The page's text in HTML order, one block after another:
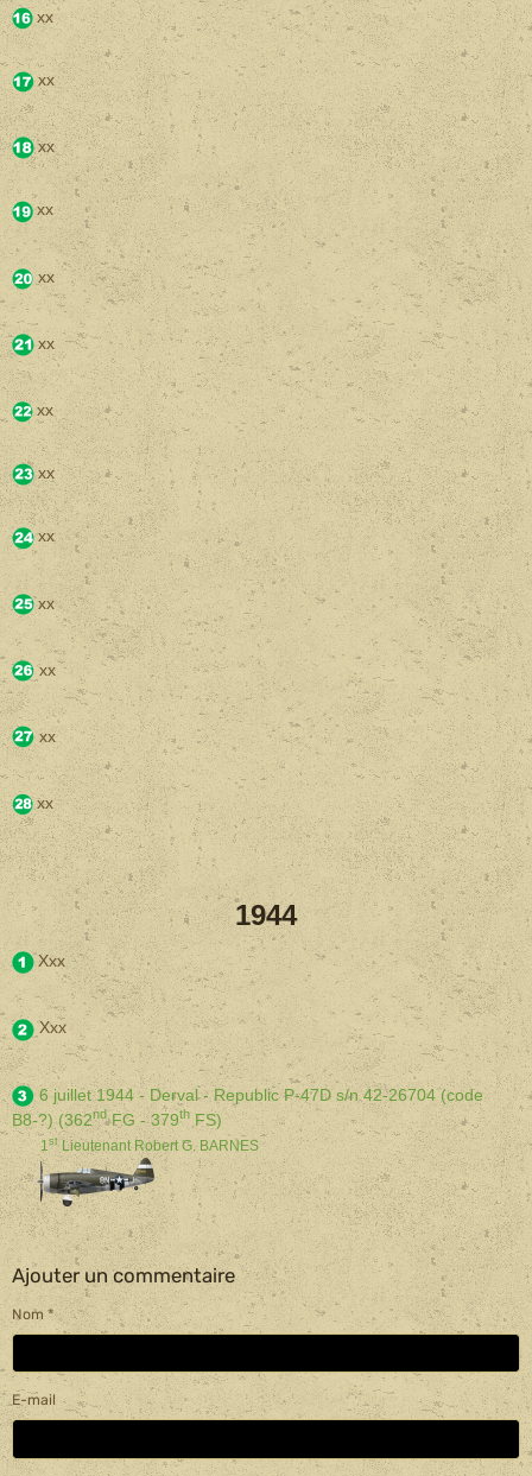
xx
xx
xx
xx
xx
xx
xx
xx
xx
xx
xx
xx
xx
1944
Xxx
Xxx
6 juillet 1944 - Derval - Republic P-47D s/n 42-26704 (code
B8-?) (362ndFG - 379th FS)
1 stLieutenant Robert G. BARNES
Ajouter un commentaire
Nom
E-mail